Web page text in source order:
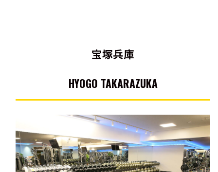
宝塚兵庫
HYOGO TAKARAZUKA